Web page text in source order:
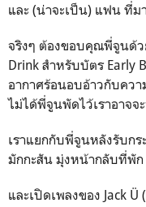
และ (น่าจะเป็น) แฟน ที่
จริงๆ ต้องขอบคุณพี่จูนด้ว
Drink สำหรับบัตร Early
อากาศร้อนอบอ้าวกับคว
ไม่ได้พี่จูนพัดไว้เราอาจ
เราแยกกับพี่จูนหลังรับก
มักกะสัน มุ่งหน้ากลับที่พัก
และเปิดเพลงของ Jack Ü